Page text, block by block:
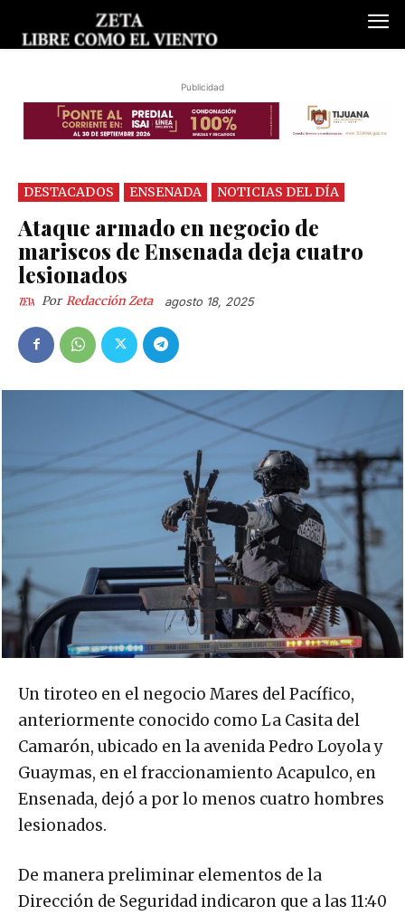
Publicidad
DESTACADOS ENSENADA NOTICIAS DEL DÍA
Ataque armado en negocio de
mariscos de Ensenada deja cuatro
lesionados
Por Redacción Zeta agosto 18, 2025
Un tiroteo en el negocio Mares del Pacífico,
anteriormente conocido como La Casita del
Camarón, ubicado en la avenida Pedro Loyola y
Guaymas, en el fraccionamiento Acapulco, en
Ensenada, dejó a por lo menos cuatro hombres
lesionados.
De manera preliminar elementos de la
Dirección de Seguridad indicaron que a las 11:40